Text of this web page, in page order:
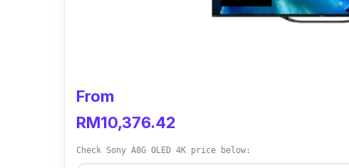
From
RM10,376.42
Check Sony A8G OLED 4K price below: